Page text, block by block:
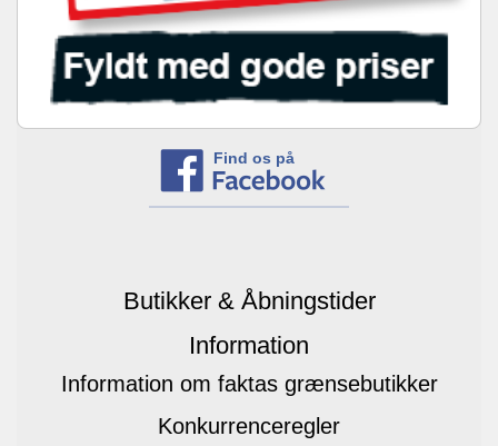
Find os på
Butikker & Åbningstider
Information
Information om faktas grænsebutikker
Konkurrenceregler